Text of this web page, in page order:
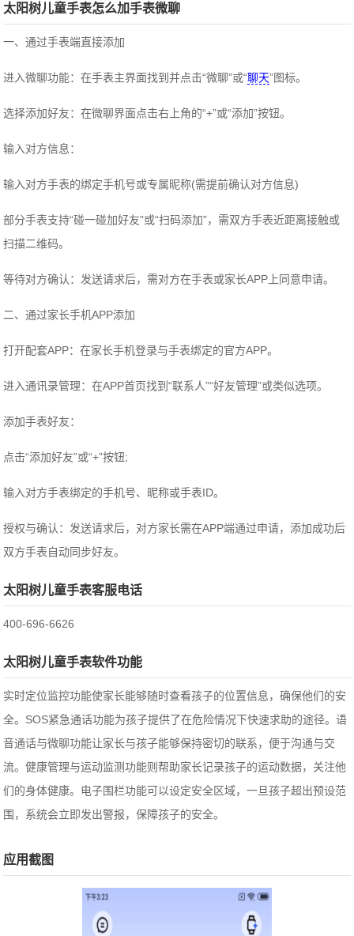
太阳树儿童手表怎么加手表微聊
一、通过手表端直接添加
‌进入微聊功能‌：在手表主界面找到并点击“微聊”或“聊天”图标。
‌选择添加好友‌：在微聊界面点击右上角的“+”或“添加”按钮。
‌输入对方信息‌：
输入对方手表的绑定手机号或专属昵称(需提前确认对方信息)
部分手表支持“碰一碰加好友”或“扫码添加”，需双方手表近距离接触或
扫描二维码。
‌等待对方确认‌：发送请求后，需对方在手表或家长APP上同意申请。
二、通过家长手机APP添加
‌打开配套APP‌：在家长手机登录与手表绑定的官方APP。
‌进入通讯录管理‌：在APP首页找到“联系人”“好友管理”或类似选项。
‌添加手表好友‌：
点击“添加好友”或“+”按钮;
输入对方手表绑定的手机号、昵称或手表ID。
‌授权与确认‌：发送请求后，对方家长需在APP端通过申请，添加成功后
双方手表自动同步好友。
太阳树儿童手表客服电话
400-696-6626
太阳树儿童手表软件功能
实时定位监控功能使家长能够随时查看孩子的位置信息，确保他们的安
全。SOS紧急通话功能为孩子提供了在危险情况下快速求助的途径。语
音通话与微聊功能让家长与孩子能够保持密切的联系，便于沟通与交
流。健康管理与运动监测功能则帮助家长记录孩子的运动数据，关注他
们的身体健康。电子围栏功能可以设定安全区域，一旦孩子超出预设范
围，系统会立即发出警报，保障孩子的安全。
应用截图